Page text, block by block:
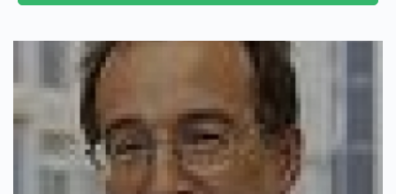
se connecter
devenir membre